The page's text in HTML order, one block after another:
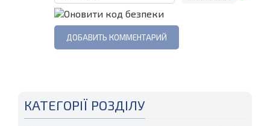
КАТЕГОРІЇ РОЗДІЛУ